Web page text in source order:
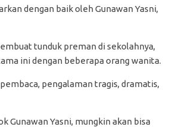
dengan baik oleh Gunawan Yasni,
tunduk preman di sekolahnya,
ini dengan beberapa orang wanita.
pengalaman tragis, dramatis,
Gunawan Yasni, mungkin akan bisa